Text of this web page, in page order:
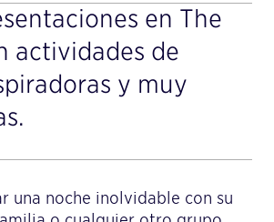
en The
actividades de
y muy
una noche inolvidable con su